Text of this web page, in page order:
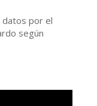
por el
según